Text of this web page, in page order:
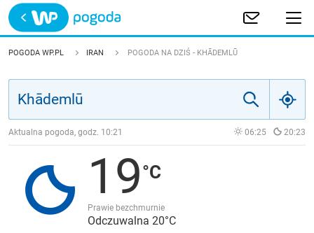
Trwa ładowanie
POLSKA
JAKOŚĆ POWIETRZA
POGODA WP.PL IRAN POGODA NA DZIŚ - KHĀDEMLŪ
Aktualna pogoda, godz. 10:21 06:25 20:23
19
Prawie bezchmurnie
Odczuwalna 20°C